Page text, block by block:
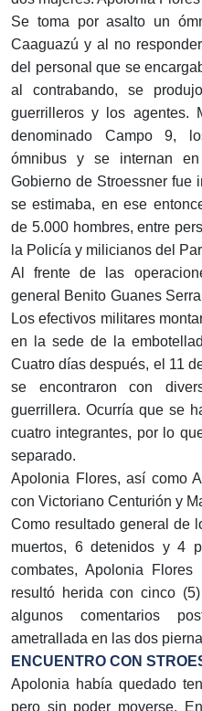
Se toma por asalto un
Caaguazú y al no
del personal que se
al contrabando, se
guerrilleros y los agentes.
denominado Campo 9,
ómnibus y se internan
Gobierno de Stroessner fue
se estimaba, en ese
de 5.000 hombres, entre
la Policía y milicianos del
Al frente de las
general Benito Guanes
Los efectivos militares
en la sede de la
Cuatro días después, el 11
se encontraron con
guerrillera. Ocurría que se
cuatro integrantes, por lo
separado.
Apolonia Flores, así como
con Victoriano Centurión y
Como resultado general de
muertos, 6 detenidos y 4
combates, Apolonia
resultó herida con cinco
algunos comentarios
ametrallada en las dos
ENCUENTRO CON
Apolonia había quedado
pero sin poder moverse.